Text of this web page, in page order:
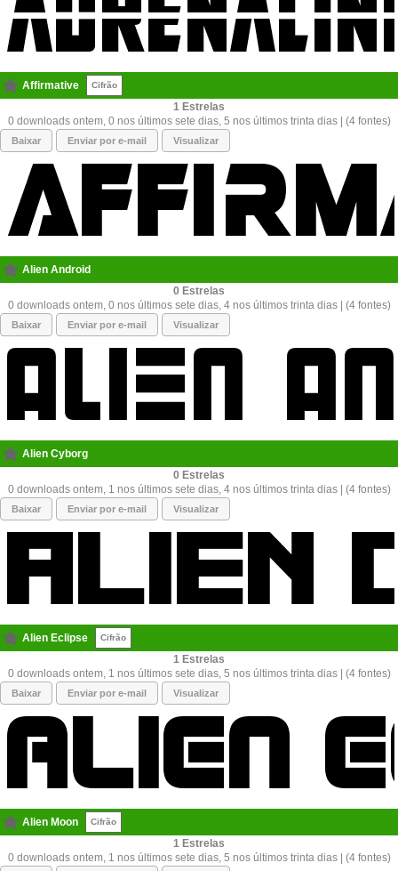
Affirmative Cifrão
1
0 downloads ontem, 0 nos últimos sete dias, 5 nos últimos trinta dias | (4 fontes)
Baixar Enviar por e-mail Visualizar
Alien Android
0
0 downloads ontem, 0 nos últimos sete dias, 4 nos últimos trinta dias | (4 fontes)
Baixar Enviar por e-mail Visualizar
Alien Cyborg
0
0 downloads ontem, 1 nos últimos sete dias, 4 nos últimos trinta dias | (4 fontes)
Baixar Enviar por e-mail Visualizar
Alien Eclipse Cifrão
1
0 downloads ontem, 1 nos últimos sete dias, 5 nos últimos trinta dias | (4 fontes)
Baixar Enviar por e-mail Visualizar
Alien Moon Cifrão
1
0 downloads ontem, 1 nos últimos sete dias, 5 nos últimos trinta dias | (4 fontes)